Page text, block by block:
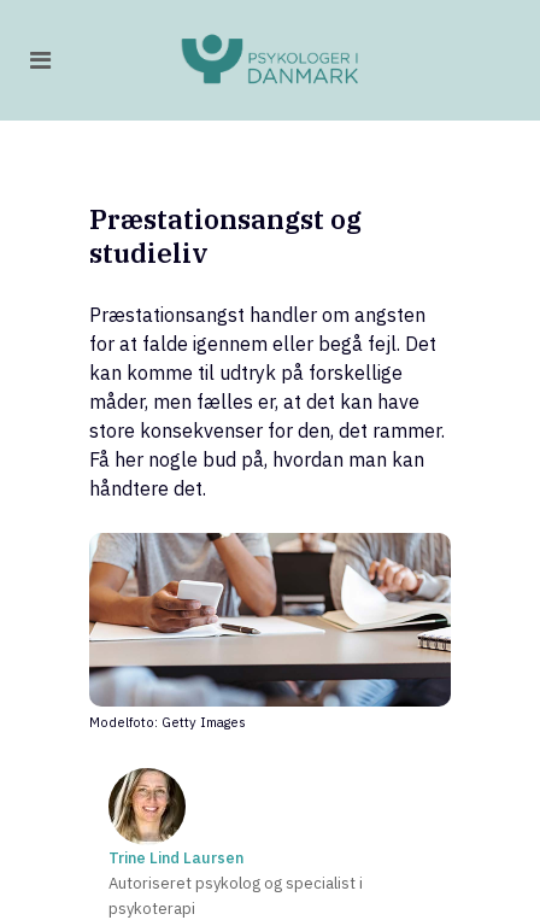
Præstationsangst og
studieliv
Præstationsangst handler om angsten
for at falde igennem eller begå fejl. Det
kan komme til udtryk på forskellige
måder, men fælles er, at det kan have
store konsekvenser for den, det rammer.
Få her nogle bud på, hvordan man kan
håndtere det.
Modelfoto: Getty Images
Trine Lind Laursen
Autoriseret psykolog og specialist i
psykoterapi